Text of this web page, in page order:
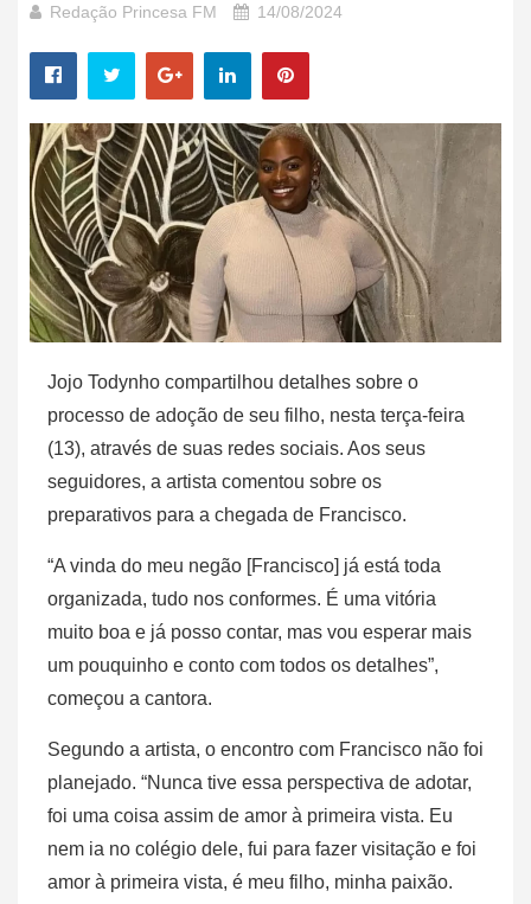
Redação Princesa FM 14/08/2024
Jojo Todynho compartilhou detalhes sobre o
processo de adoção de seu filho, nesta terça-feira
(13), através de suas redes sociais. Aos seus
seguidores, a artista comentou sobre os
preparativos para a chegada de Francisco.
“A vinda do meu negão [Francisco] já está toda
organizada, tudo nos conformes. É uma vitória
muito boa e já posso contar, mas vou esperar mais
um pouquinho e conto com todos os detalhes”,
começou a cantora.
Segundo a artista, o encontro com Francisco não foi
planejado. “Nunca tive essa perspectiva de adotar,
foi uma coisa assim de amor à primeira vista. Eu
nem ia no colégio dele, fui para fazer visitação e foi
amor à primeira vista, é meu filho, minha paixão.